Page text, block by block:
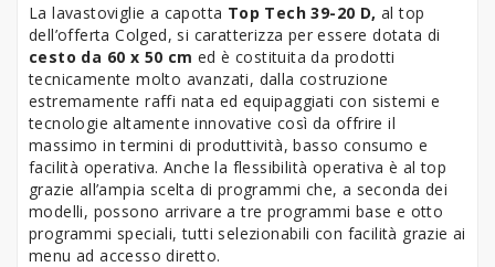
La lavastoviglie a capotta Top Tech 39-20 D, al top
dell’offerta Colged, si caratterizza per essere dotata di
cesto da 60 x 50 cm ed è costituita da prodotti
tecnicamente molto avanzati, dalla costruzione
estremamente raffi nata ed equipaggiati con sistemi e
tecnologie altamente innovative così da offrire il
massimo in termini di produttività, basso consumo e
facilità operativa. Anche la flessibilità operativa è al top
grazie all’ampia scelta di programmi che, a seconda dei
modelli, possono arrivare a tre programmi base e otto
programmi speciali, tutti selezionabili con facilità grazie ai
menu ad accesso diretto.